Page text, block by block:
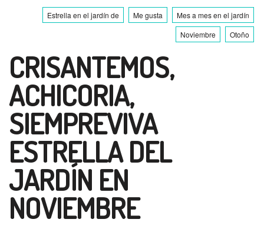
Estrella en el jardín de Me gusta
Mes a mes en el jardín
Noviembre
Otoño
CRISANTEMOS,
ACHICORIA,
SIEMPREVIVA
ESTRELLA DEL
JARDÍN EN
NOVIEMBRE